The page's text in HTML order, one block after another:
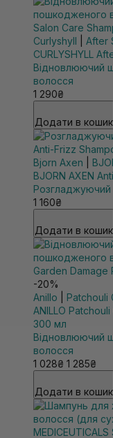
Curlyshyll
After
CURLYSHYLL
Відновлюючий
волосся
1 290₴
Додати в кошик
Bjorn Axen
BJORN AXEN
1 160₴
Додати в кошик
-20%
Anillo
Patchouli
ANILLO
300 мл
Відновлюючий
волосся
1 028₴ 1 285₴
Додати в кошик